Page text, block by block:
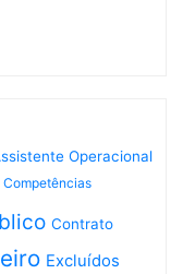
Operacional
Competências
Contrato
Excluídos